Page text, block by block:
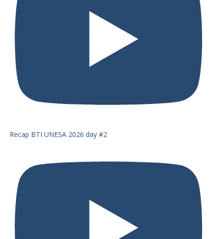
Recap BTI UNESA 2026 day #2